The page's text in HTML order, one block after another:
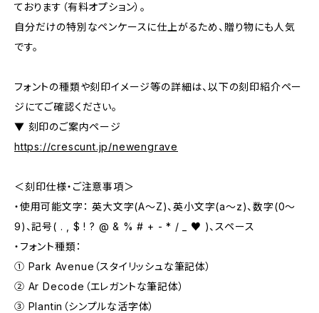
ております（有料オプション）。
自分だけの特別なペンケースに仕上がるため、贈り物にも人気
です。
フォントの種類や刻印イメージ等の詳細は、以下の刻印紹介ペー
ジにてご確認ください。
▼ 刻印のご案内ページ
https://crescunt.jp/newengrave
＜刻印仕様・ご注意事項＞
・使用可能文字： 英大文字(A～Z)、英小文字(a～z)、数字(0～
9)、記号( . , $ ! ? @ & % # + - * / _ ♥ )、スペース
・フォント種類：
① Park Avenue（スタイリッシュな筆記体）
② Ar Decode（エレガントな筆記体）
③ Plantin（シンプルな活字体）